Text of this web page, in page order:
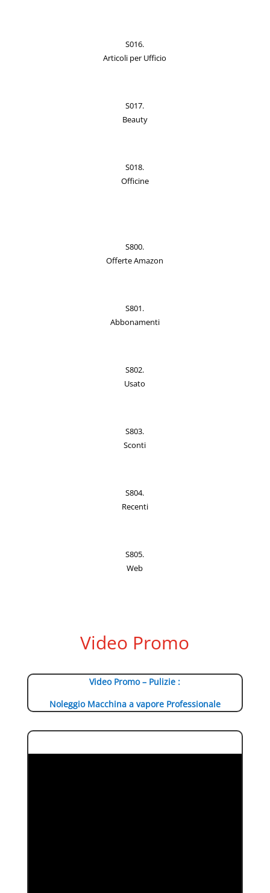
S016.
Articoli per Ufficio
S017.
Beauty
S018.
Officine
S800.
Offerte Amazon
S801.
Abbonamenti
S802.
Usato
S803.
Sconti
S804.
Recenti
S805.
Web
Video Promo
Video Promo – Pulizie :
Noleggio Macchina a vapore Professionale